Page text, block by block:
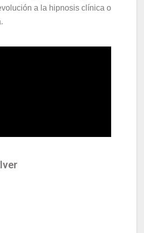
a la hipnosis clínica o